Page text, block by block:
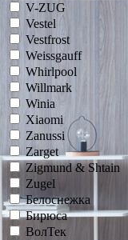
V-ZUG
Vestel
Vestfrost
Weissgauff
Whirlpool
Willmark
Winia
Xiaomi
Zanussi
Zarget
Zigmund & Shtain
Zugel
Белоснежка
Бирюса
ВолТек